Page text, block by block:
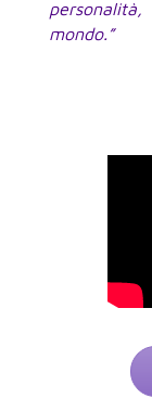
mondo.”